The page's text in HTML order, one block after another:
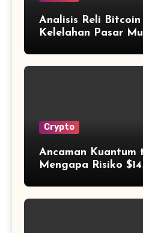
Analisis Reli Bitcoin
Kelelahan Pasar
Crypto
Ancaman Kuantum
Mengapa Risiko